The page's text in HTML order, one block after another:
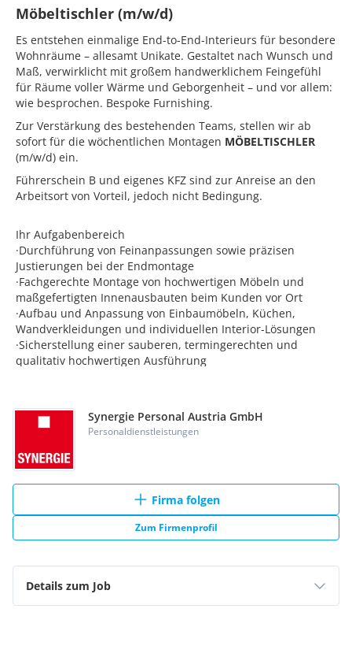
Synergie Personal Austria GmbH
Personaldienstleistungen
Firma folgen
Zum Firmenprofil
Details zum Job